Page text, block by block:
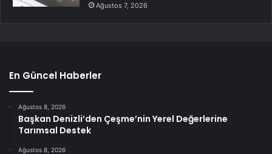
Ağustos 7, 2026
En Güncel Haberler
Ağustos 8, 2026
Başkan Denizli’den Çeşme’nin Yerel Değerlerine
Tarımsal Destek
Ağustos 8, 2026